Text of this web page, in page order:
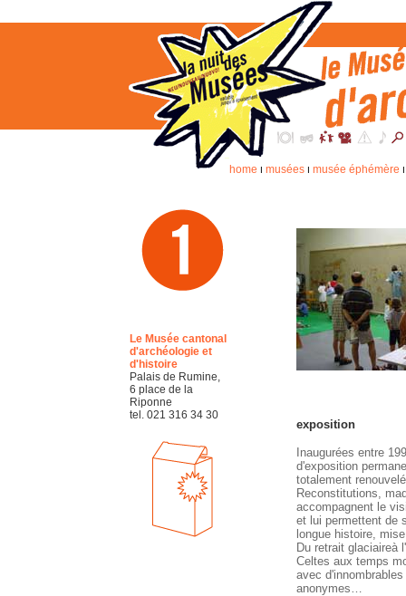
home I musées I musée éphémère
Le Musée cantonal
d'archéologie et
d'histoire
Palais de Rumine,
6 place de la
Riponne
tel. 021 316 34 30
exposition
Inaugurées entre
d'exposition
totalement
Reconstitutions,
accompagnent le
et lui permettent de
longue histoire,
Du retrait glaciaireà
Celtes aux temps
avec
anonymes…